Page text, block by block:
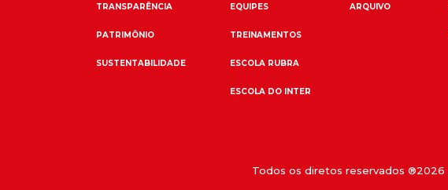
TRANSPARÊNCIA
PATRIMÔNIO
SUSTENTABILIDADE
EQUIPES
TREINAMENTOS
ESCOLA RUBRA
ESCOLA DO INTER
ARQUIVO
Todos os diretos reservados ®2026